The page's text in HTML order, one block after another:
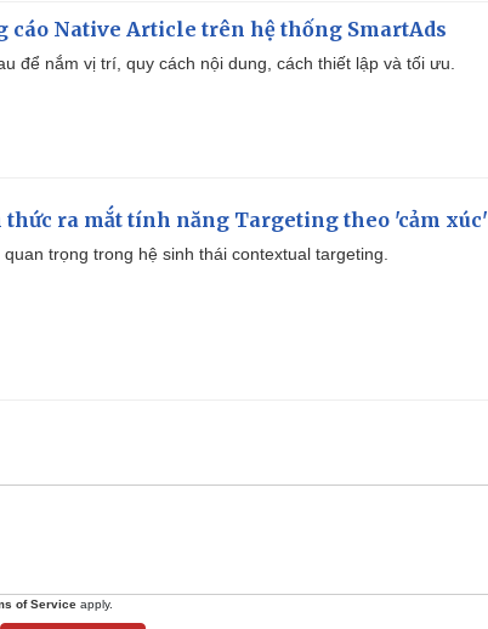
cáo Native Article trên hệ thống SmartAds
để nắm vị trí, quy cách nội dung, cách thiết lập và tối ưu.
thức ra mắt tính năng Targeting theo 'cảm xúc'
trọng trong hệ sinh thái contextual targeting.
of Service apply.